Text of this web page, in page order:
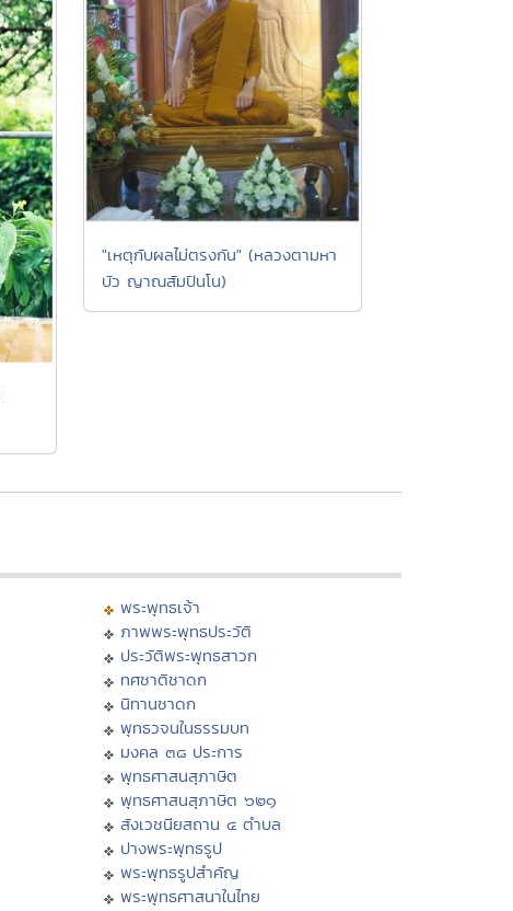
"เหตุกับผลไม่ตรงกัน" (หลวงตามหา
บัว ญาณสัมปันโน)
พระพุทธเจ้า
ภาพพระพุทธประวัติ
ประวัติพระพุทธสาวก
ทศชาติชาดก
นิทานชาดก
พุทธวจนในธรรมบท
มงคล ๓๘ ประการ
พุทธศาสนสุภาษิต
พุทธศาสนสุภาษิต ๖๒๑
สังเวชนียสถาน ๔ ตำบล
ปางพระพุทธรูป
พระพุทธรูปสำคัญ
พระพุทธศาสนาในไทย